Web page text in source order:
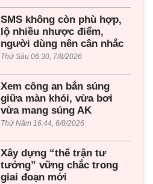
SMS không còn phù hợp,
lộ nhiều nhược điểm,
người dùng nên cân nhắc
Thứ Sáu 06:30, 7/8/2026
Xem công an bắn súng
giữa màn khói, vừa bơi
vừa mang súng AK
Thứ Năm 16:44, 6/8/2026
Xây dựng “thế trận tư
tưởng” vững chắc trong
giai đoạn mới